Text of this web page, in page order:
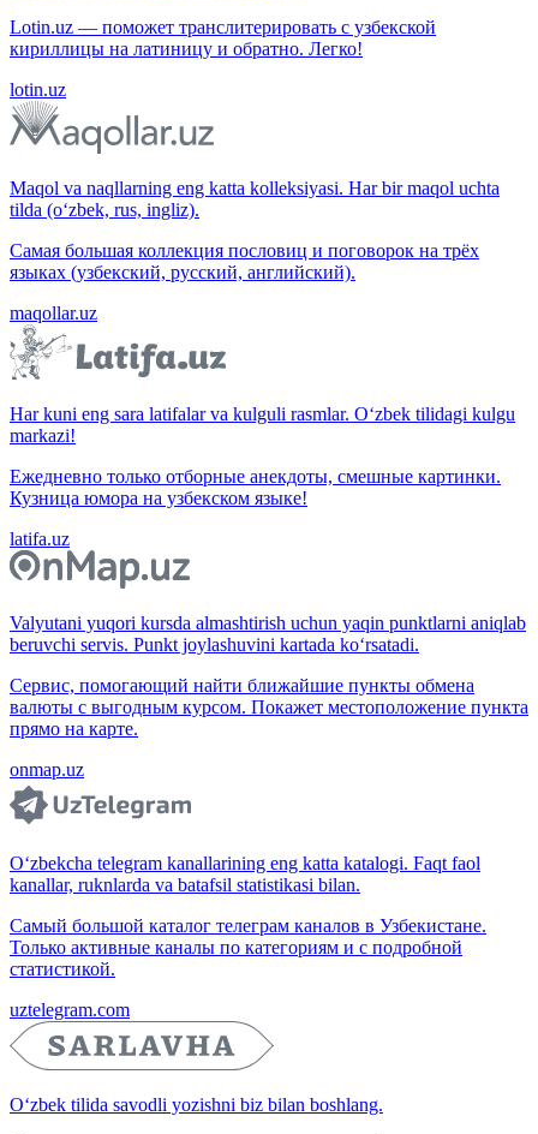
Lotin.uz — поможет транслитерировать с узбекской
кириллицы на латиницу и обратно. Легко!
lotin.uz
Maqol va naqllarning eng katta kolleksiyasi. Har bir maqol uchta
tilda (o‘zbek, rus, ingliz).
Самая большая коллекция пословиц и поговорок на трёх
языках (узбекский, русский, английский).
maqollar.uz
Har kuni eng sara latifalar va kulguli rasmlar. O‘zbek tilidagi kulgu
markazi!
Ежедневно только отборные анекдоты, смешные картинки.
Кузница юмора на узбекском языке!
latifa.uz
Valyutani yuqori kursda almashtirish uchun yaqin punktlarni aniqlab
beruvchi servis. Punkt joylashuvini kartada ko‘rsatadi.
Сервис, помогающий найти ближайшие пункты обмена
валюты с выгодным курсом. Покажет местоположение пункта
прямо на карте.
onmap.uz
O‘zbekcha telegram kanallarining eng katta katalogi. Faqt faol
kanallar, ruknlarda va batafsil statistikasi bilan.
Самый большой каталог телеграм каналов в Узбекистане.
Только активные каналы по категориям и с подробной
статистикой.
uztelegram.com
O‘zbek tilida savodli yozishni biz bilan boshlang.